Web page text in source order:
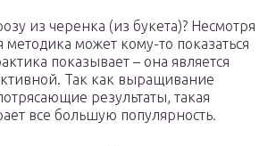
из черенка (из букета)? Несмотря
методика может кому-то показаться
показывает – она является
Так как выращивание
результаты, такая
все большую популярность.